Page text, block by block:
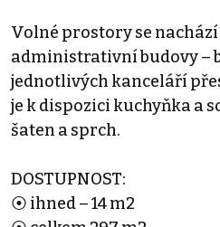
Volné prostory se nachází
administrativní budovy –
jednotlivých kanceláří
je k dispozici kuchyňka a
šaten a sprch.
DOSTUPNOST:
⦿ ihned – 14 m2